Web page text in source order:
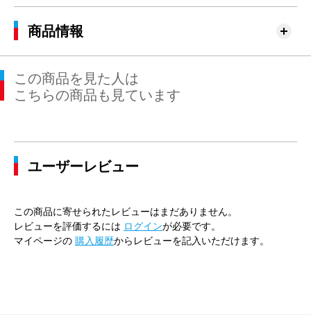
商品情報
この商品を見た人は
こちらの商品も見ています
ユーザーレビュー
この商品に寄せられたレビューはまだありません。
レビューを評価するには ログインが必要です。
マイページの 購入履歴からレビューを記入いただけます。